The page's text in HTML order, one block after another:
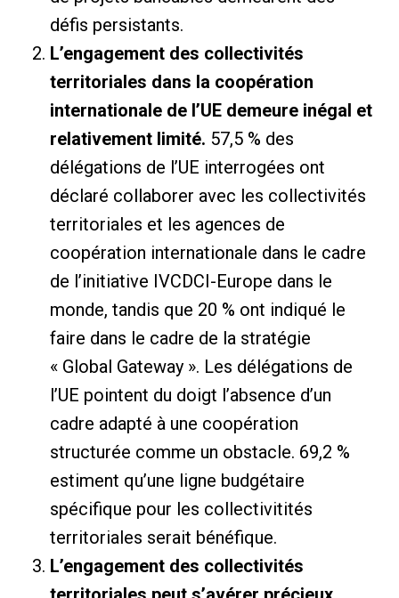
défis persistants.
L’engagement des collectivités
territoriales dans la coopération
internationale de l’UE demeure inégal et
relativement limité. 57,5 ​​% des
délégations de l’UE interrogées ont
déclaré collaborer avec les collectivités
territoriales et les agences de
coopération internationale dans le cadre
de l’initiative IVCDCI-Europe dans le
monde, tandis que 20 % ont indiqué le
faire dans le cadre de la stratégie
« Global Gateway ». Les délégations de
l’UE pointent du doigt l’absence d’un
cadre adapté à une coopération
structurée comme un obstacle. 69,2 %
estiment qu’une ligne budgétaire
spécifique pour les collectivitités
territoriales serait bénéfique.
L’engagement des collectivités